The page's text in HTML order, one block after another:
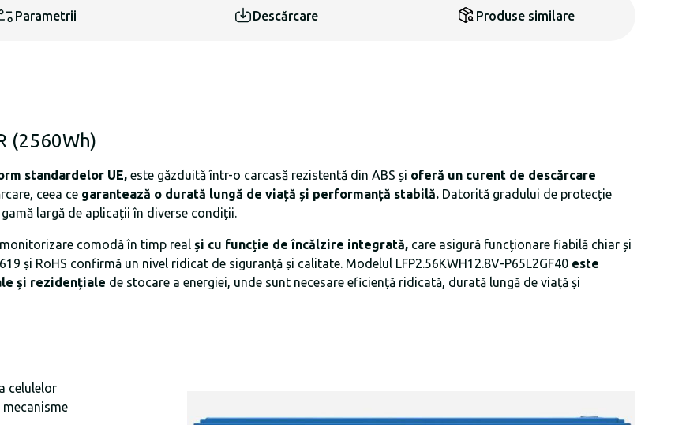
Parametrii Descărcare Produse similare
(2560Wh)
standardelor UE, este găzduită într-o carcasă rezistentă din ABS și oferă un curent de descărcare
ceea ce garantează o durată lungă de viață și performanță stabilă. Datorită gradului de protecție
largă de aplicații în diverse condiții.
comodă în timp real și cu funcție de încălzire integrată, care asigură funcționare fiabilă chiar și
și RoHS confirmă un nivel ridicat de siguranță și calitate. Modelul LFP2.56KWH12.8V-P65L2GF40 este
și rezidențiale de stocare a energiei, unde sunt necesare eficiență ridicată, durată lungă de viață și
celulelor